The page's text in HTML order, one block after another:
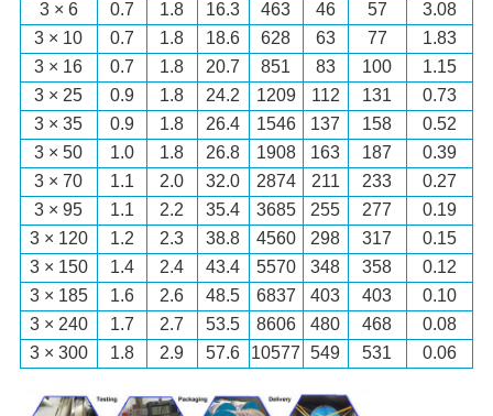
3 × 6
0.7 1.8 16.3 463 46 57
3.08
3 × 10
0.7 1.8 18.6 628 63 77
1.83
3 × 16
0.7 1.8 20.7 851 83 100
1.15
3 × 25
0.9 1.8 24.2 1209 112 131
0.73
3 × 35
0.9 1.8 26.4 1546 137 158
0.52
3 × 50
1.0 1.8 26.8 1908 163 187
0.39
3 × 70
1.1 2.0 32.0 2874 211 233
0.27
3 × 95
1.1 2.2 35.4 3685 255 277
0.19
3 × 120
1.2 2.3 38.8 4560 298 317
0.15
3 × 150
1.4 2.4 43.4 5570 348 358
0.12
3 × 185
1.6 2.6 48.5 6837 403 403
0.10
3 × 240
1.7 2.7 53.5 8606 480 468
0.08
3 × 300
1.8 2.9 57.6 10577 549 531 0.06